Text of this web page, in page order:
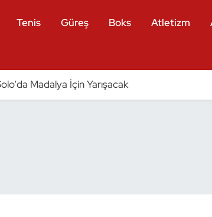
Tenis Güreş Boks Atletizm
Madalya İçin Yarışacak